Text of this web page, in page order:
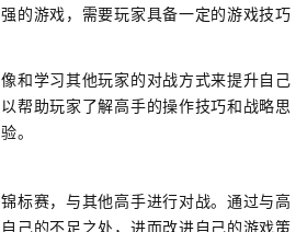
的游戏，需要玩家具备一定的游戏技巧
和学习其他玩家的对战方式来提升自己
帮助玩家了解高手的操作技巧和战略思
。
标赛，与其他高手进行对战。通过与高
己的不足之处，进而改进自己的游戏策